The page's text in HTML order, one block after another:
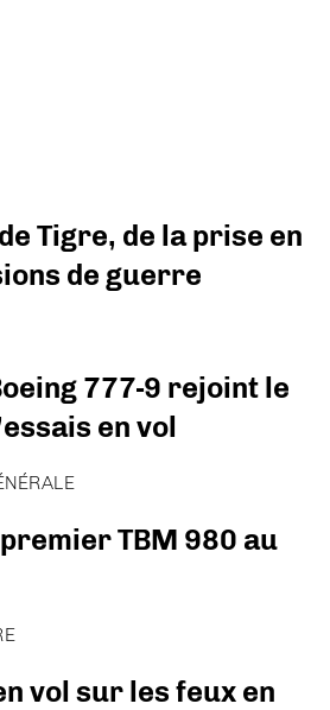
Tigre, de la prise en
de guerre
777-9 rejoint le
en vol
TBM 980 au
vol sur les feux en